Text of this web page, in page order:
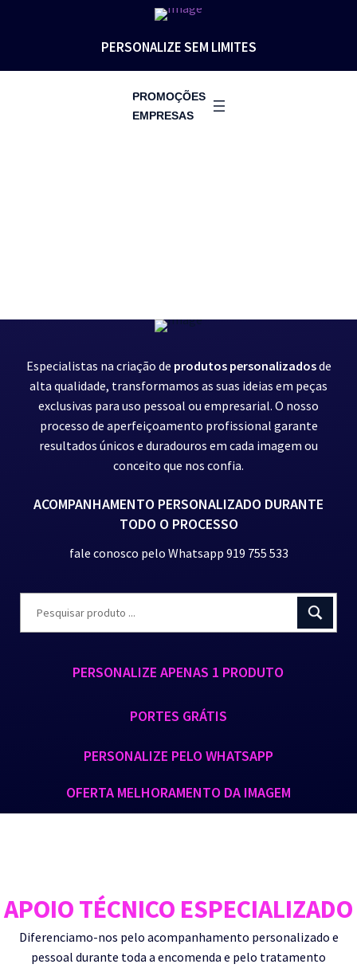
PERSONALIZE SEM LIMITES
PROMOÇÕES
EMPRESAS
Especialistas na criação de produtos personalizadosde
alta qualidade, transformamos as suas ideias em peças
exclusivas para uso pessoal ou empresarial. O nosso
processo de aperfeiçoamento profissional garante
resultados únicos e duradouros em cada imagem ou
conceito que nos confia.
ACOMPANHAMENTO PERSONALIZADO DURANTE
TODO O PROCESSO
fale conosco pelo Whatsapp 919 755 533
PERSONALIZE APENAS 1 PRODUTO
PORTES GRÁTIS
PERSONALIZE PELO WHATSAPP
OFERTA MELHORAMENTO DA IMAGEM
APOIO TÉCNICO ESPECIALIZADO
Diferenciamo-nos pelo acompanhamento personalizado e
pessoal durante toda a encomenda e pelo tratamento